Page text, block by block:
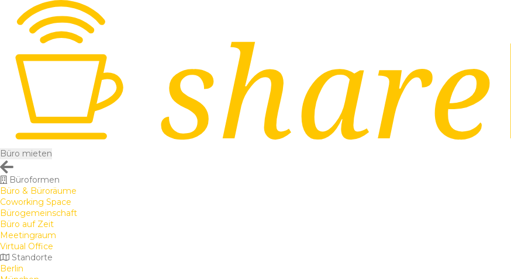
Büro mieten
Büroformen
Büro & Büroräume
Coworking Space
Bürogemeinschaft
Büro auf Zeit
Meetingraum
Virtual Office
Standorte
Berlin